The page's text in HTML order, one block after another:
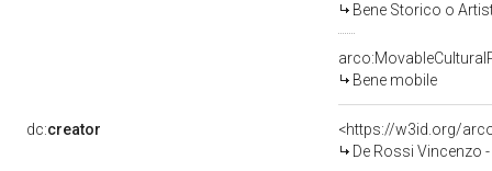
Bene Storico o
Bene mobile
dc:creator
<https://w3id.org/
De Rossi Vincenzo